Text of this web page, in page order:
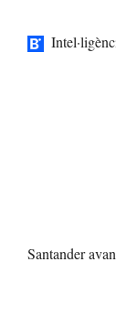
Santander